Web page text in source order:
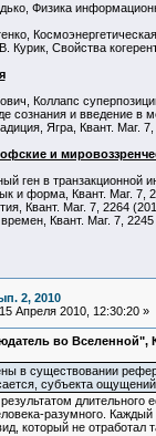
Физика
Курик, Свойства
Коллапс
сознания и введение в
Ягра, Квант. Маг.
и
ген в транзакционной
и форма, Квант. Маг. 7,
Квант. Маг. 7, 2264
Квант. Маг. 7, 2245
2, 2010
15 Апреля 2010, 12:30:20 »
во Вселенной",
в существовании
субъекта
разумного.
который не